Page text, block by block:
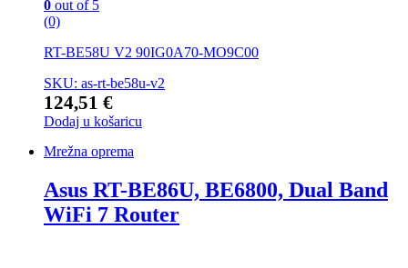
0 out of 5
(0)
RT-BE58U V2 90IG0A70-MO9C00
SKU: as-rt-be58u-v2
124,51 €
Dodaj u košaricu
Mrežna oprema
Asus RT-BE86U, BE6800, Dual Band
WiFi 7 Router